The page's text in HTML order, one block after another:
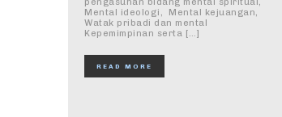
Mental ideologi, Mental kejuangan,
Watak pribadi dan mental
Kepemimpinan serta […]
READ MORE